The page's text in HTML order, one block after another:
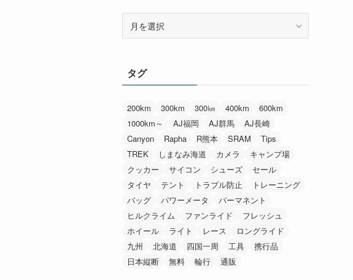
ブタグ
200km 300km 300㎞ 400km
600km
1000km～
AJ福岡 AJ群馬
AJ長崎
Canyon
Rapha R熊本 SRAM
Tips
TREK
しまなみ海道 カメラ
キャンプ場
クッカー
サイコン シューズ
セール
タイヤ
テント トラブル防止
トレーニング
バッグ
パワーメータ
パーマネント
ヒルクライム
ファンライド
フレッシュ
ホイール
ライト レース
ロングライド
九州
北海道 四国一周 工具
携行品
日本縦断
無料 輪行 通販